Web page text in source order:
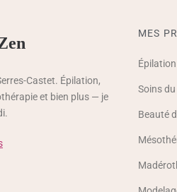
Castet. Épilation,
et bien plus — je
MES
Épilation
Soins
Beauté